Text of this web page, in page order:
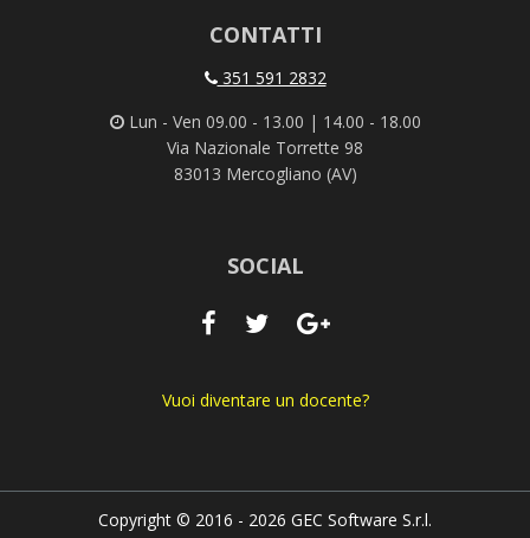
CONTATTI
351 591 2832
Lun - Ven 09.00 - 13.00 | 14.00 - 18.00
Via Nazionale Torrette 98
83013 Mercogliano (AV)
SOCIAL
Vuoi diventare un docente?
Copyright © 2016 - 2026 GEC Software S.r.l.